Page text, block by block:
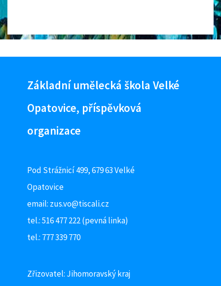
Základní umělecká škola Velké
Opatovice, příspěvková
organizace
Pod Strážnicí 499, 679 63 Velké
Opatovice
email: zus.vo@tiscali.cz
tel.: 516 477 222 (pevná linka)
tel.: 777 339 770
Zřizovatel: Jihomoravský kraj